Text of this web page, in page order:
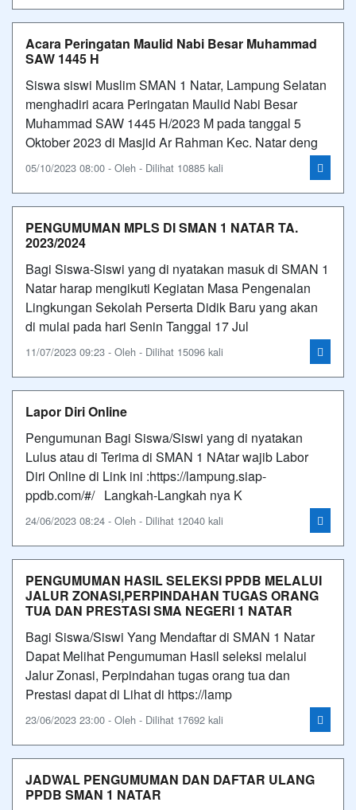
Acara Peringatan Maulid Nabi Besar Muhammad
SAW 1445 H
Siswa siswi Muslim SMAN 1 Natar, Lampung Selatan
menghadiri acara Peringatan Maulid Nabi Besar
Muhammad SAW 1445 H/2023 M pada tanggal 5
Oktober 2023 di Masjid Ar Rahman Kec. Natar deng
05/10/2023 08:00 - Oleh - Dilihat 10885 kali
PENGUMUMAN MPLS DI SMAN 1 NATAR TA.
2023/2024
Bagi Siswa-Siswi yang di nyatakan masuk di SMAN 1
Natar harap mengikuti Kegiatan Masa Pengenalan
Lingkungan Sekolah Perserta Didik Baru yang akan
di mulai pada hari Senin Tanggal 17 Jul
11/07/2023 09:23 - Oleh - Dilihat 15096 kali
Lapor Diri Online
Pengumunan Bagi Siswa/Siswi yang di nyatakan
Lulus atau di Terima di SMAN 1 NAtar wajib Labor
Diri Online di Link ini :https://lampung.siap-
ppdb.com/#/ Langkah-Langkah nya K
24/06/2023 08:24 - Oleh - Dilihat 12040 kali
PENGUMUMAN HASIL SELEKSI PPDB MELALUI
JALUR ZONASI,PERPINDAHAN TUGAS ORANG
TUA DAN PRESTASI SMA NEGERI 1 NATAR
Bagi Siswa/Siswi Yang Mendaftar di SMAN 1 Natar
Dapat Melihat Pengumuman Hasil seleksi melalui
Jalur Zonasi, Perpindahan tugas orang tua dan
Prestasi dapat di Lihat di https://lamp
23/06/2023 23:00 - Oleh - Dilihat 17692 kali
JADWAL PENGUMUMAN DAN DAFTAR ULANG
PPDB SMAN 1 NATAR